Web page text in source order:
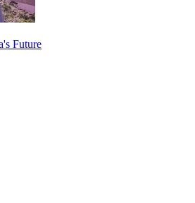
Future